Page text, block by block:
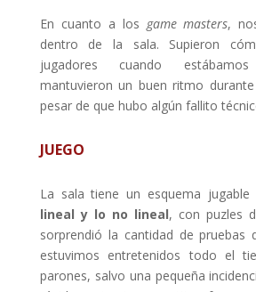
En cuanto a los game masters,
dentro de la sala. Supieron
jugadores cuando
mantuvieron un buen ritmo
pesar de que hubo algún fallito
JUEGO
La sala tiene un esquema jugable
lineal y lo no lineal, con puzles
sorprendió la cantidad de pruebas
estuvimos entretenidos todo el
parones, salvo una pequeña